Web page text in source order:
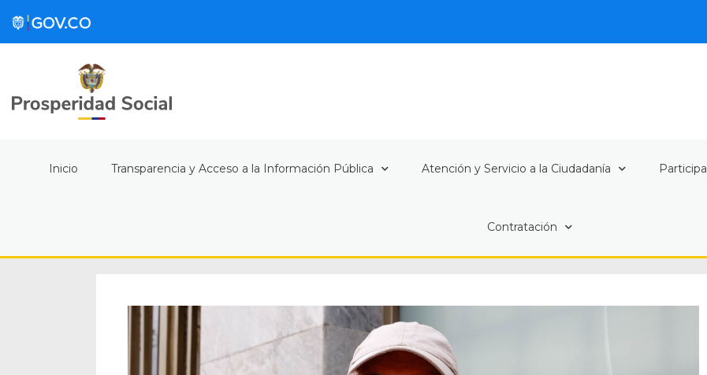
Inicio Transparencia y Acceso a la Información Pública Atención y Servicio a la Ciudadanía Participa
Contratación